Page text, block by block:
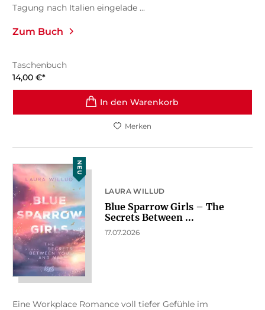
Tagung nach Italien eingelade ...
Zum Buch
Taschenbuch
14,00 €*
In den Warenkorb
Merken
NEU
LAURA WILLUD
Blue Sparrow Girls – The
Secrets Between ...
17.07.2026
Eine Workplace Romance voll tiefer Gefühle im